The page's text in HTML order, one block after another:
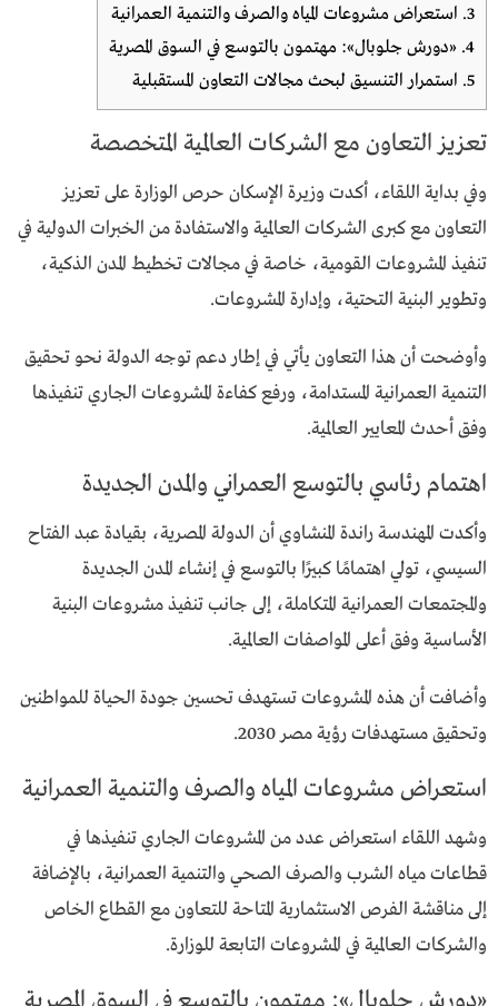
3. استعراض مشروعات المياه والصرف والتنمية العمرانية
4. «دورش جلوبال»: مهتمون بالتوسع في السوق المصرية
5. استمرار التنسيق لبحث مجالات التعاون المستقبلية
تعزيز التعاون مع الشركات العالمية المتخصصة
وفي بداية اللقاء، أكدت وزيرة الإسكان حرص الوزارة على تعزيز
التعاون مع كبرى الشركات العالمية والاستفادة من الخبرات الدولية في
تنفيذ المشروعات القومية، خاصة في مجالات تخطيط المدن الذكية،
وتطوير البنية التحتية، وإدارة المشروعات.
وأوضحت أن هذا التعاون يأتي في إطار دعم توجه الدولة نحو تحقيق
التنمية العمرانية المستدامة، ورفع كفاءة المشروعات الجاري تنفيذها
وفق أحدث المعايير العالمية.
اهتمام رئاسي بالتوسع العمراني والمدن الجديدة
وأكدت المهندسة راندة المنشاوي أن الدولة المصرية، بقيادة عبد الفتاح
السيسي، تولي اهتمامًا كبيرًا بالتوسع في إنشاء المدن الجديدة
والمجتمعات العمرانية المتكاملة، إلى جانب تنفيذ مشروعات البنية
الأساسية وفق أعلى المواصفات العالمية.
وأضافت أن هذه المشروعات تستهدف تحسين جودة الحياة للمواطنين
وتحقيق مستهدفاترؤية مصر 2030 .
استعراض مشروعات المياه والصرف والتنمية العمرانية
وشهد اللقاء استعراض عدد من المشروعات الجاري تنفيذها في
قطاعات مياه الشرب والصرف الصحي والتنمية العمرانية، بالإضافة
إلى مناقشة الفرص الاستثمارية المتاحة للتعاون مع القطاع الخاص
والشركات العالمية في المشروعات التابعة للوزارة.